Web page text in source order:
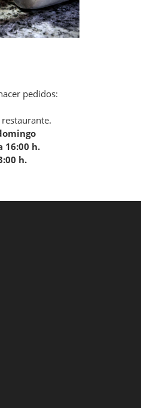
pedidos:
16:00 h.
h.